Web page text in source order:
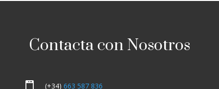
Contacta con Nosotros
(+34) 663 587 836